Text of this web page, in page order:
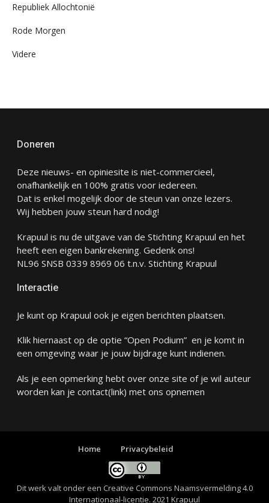
Republiek Allochtonië
Rode Morgen
Videre
Doneren
Deze nieuws- en opiniesite is niet-commercieel,
onafhankelijk en 100% gratis voor iedereen.
Dat is enkel mogelijk door de steun van onze lezers.
Wij hebben jouw steun hard nodig!
Krapuul is nu de uitgave van de Stichting Krapuul en het
heeft een eigen bankrekening. Gedenk ons!
NL96 SNSB 0339 8969 06 t.n.v. Stichting Krapuul
Interactie
Je kunt op Krapuul ook je eigen berichten plaatsen.
Klik hiernaast op de optie “Open Podium” en je komt in
een omgeving waar je jouw bijdrage kunt indienen.
Als je een opmerking hebt over onze site of je wil auteur
worden kan je contact(link) met ons opnemen
Home Privacybeleid
Dit werk valt onder een Creative Commons Naamsvermelding 4.0
Internationaal-licentie. 2021 Krapuul